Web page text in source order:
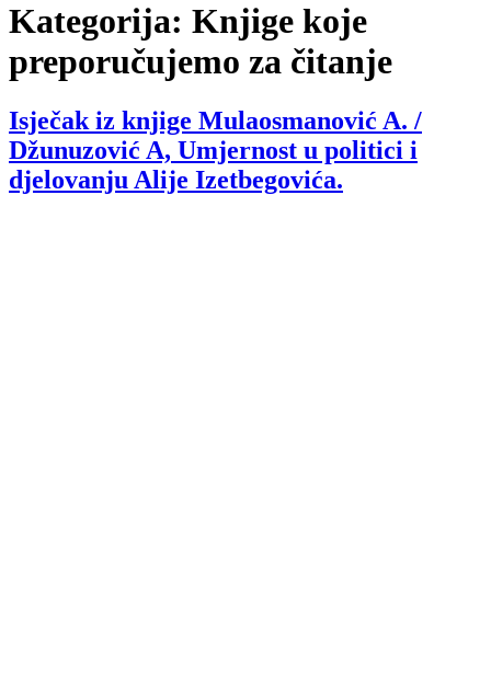
Kategorija: Knjige koje
preporučujemo za čitanje
Isječak iz knjige Mulaosmanović A. /
Džunuzović A, Umjernost u politici i
djelovanju Alije Izetbegovića.